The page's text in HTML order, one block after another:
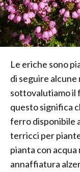
Le eriche sono
di seguire
sottovalutiamo il
questo significa
ferro disponibile
terricci per
pianta con acqua
annaffiatura